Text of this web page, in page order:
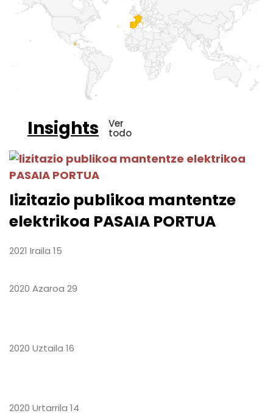
Insights Ver
todo
lizitazio publikoa mantentze
elektrikoa PASAIA PORTUA
2021 Iraila 15
2020 Azaroa 29
2020 Uztaila 16
2020 Urtarrila 14